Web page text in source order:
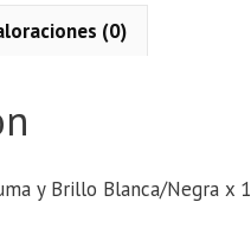
(0)
y Brillo Blanca/Negra x 1